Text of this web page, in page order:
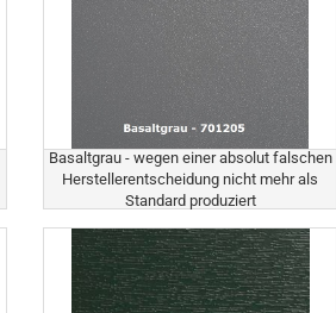
Basaltgrau - wegen einer absolut falschen
Herstellerentscheidung nicht mehr als
Standard produziert